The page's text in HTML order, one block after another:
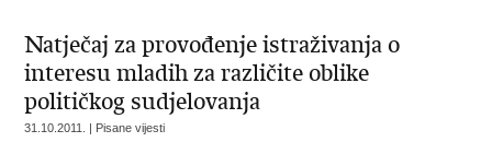
Natječaj za provođenje istraživanja o
interesu mladih za različite oblike
političkog sudjelovanja
31.10.2011. | Pisane vijesti